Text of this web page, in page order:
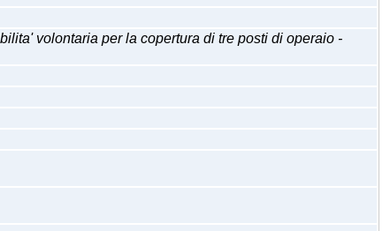
volontaria per la copertura di tre posti di operaio -